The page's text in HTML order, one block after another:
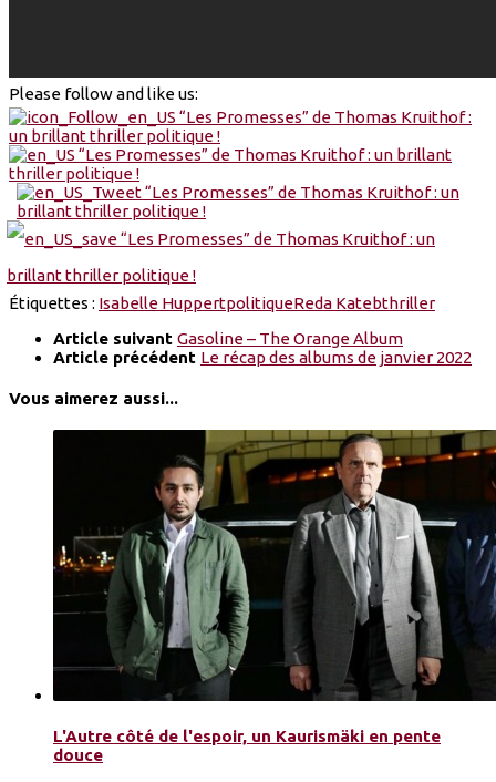
Please follow and like us:
Étiquettes : Isabelle HuppertpolitiqueReda Katebthriller
Article suivant Gasoline – The Orange Album
Article précédent Le récap des albums de janvier 2022
Vous aimerez aussi...
L'Autre côté de l'espoir, un Kaurismäki en pente
douce